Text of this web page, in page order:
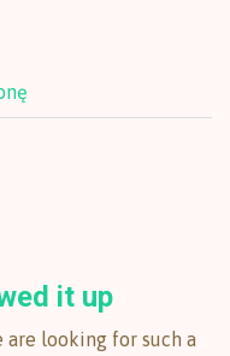
it up
are looking for such a